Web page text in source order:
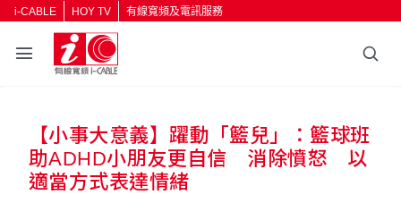
i-CABLE HOY TV 有線寬頻及電訊服務
【小事大意義】躍動「籃兒」：籃球班
助ADHD小朋友更自信 消除憤怒 以
適當方式表達情緒